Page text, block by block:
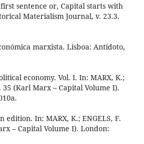
first sentence or, Capital starts with
Materialism Journal, v. 23.3.
marxista. Lisboa: Antídoto,
economy. Vol. I. In: MARX, K.;
35 (Karl Marx – Capital Volume I).
edition. In: MARX, K.; ENGELS, F.
– Capital Volume I). London: